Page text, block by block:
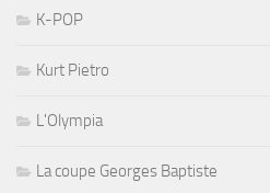
K-POP
Kurt Pietro
L'Olympia
La coupe Georges Baptiste